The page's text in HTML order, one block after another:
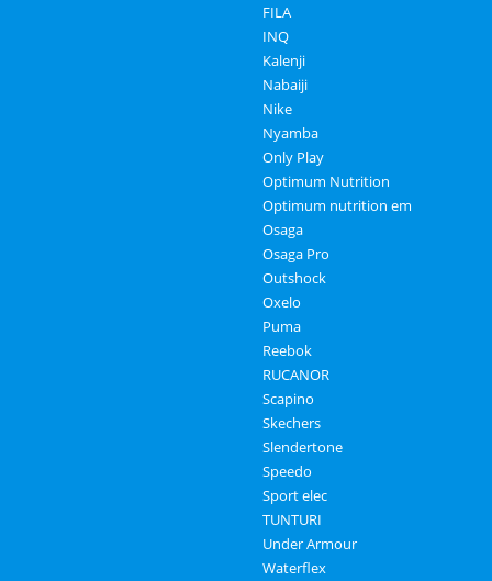
FILA
INQ
Kalenji
Nabaiji
Nike
Nyamba
Only Play
Optimum Nutrition
Optimum nutrition em
Osaga
Osaga Pro
Outshock
Oxelo
Puma
Reebok
RUCANOR
Scapino
Skechers
Slendertone
Speedo
Sport elec
TUNTURI
Under Armour
Waterflex